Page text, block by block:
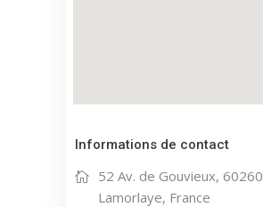
Informations de contact
52 Av. de Gouvieux, 60260
Lamorlaye, France